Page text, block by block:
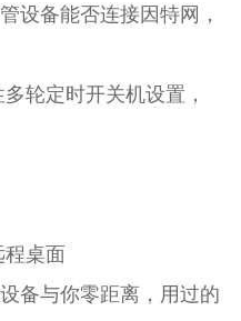
设备能否连接因特网，
轮定时开关机设置，
程桌面
备与你零距离，用过的